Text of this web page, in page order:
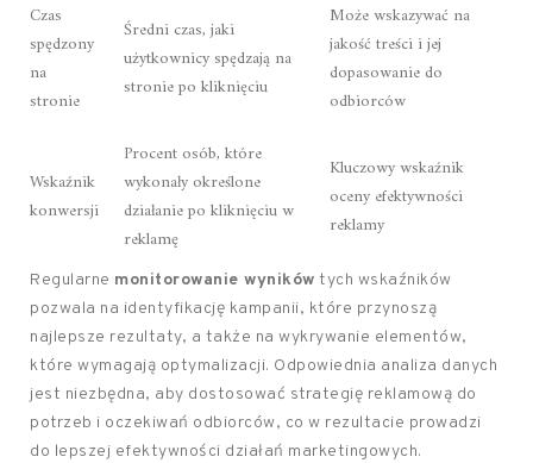
Czas
spędzony
na
stronie
Średni czas, jaki
użytkownicy spędzają na
stronie po kliknięciu
Może wskazywać na
jakość treści i jej
dopasowanie do
odbiorców
Wskaźnik
konwersji
Procent osób, które
wykonały określone
działanie po kliknięciu w
reklamę
Kluczowy wskaźnik
oceny efektywności
reklamy
Regularne monitorowanie wyników tych wskaźników
pozwala na identyfikację kampanii, które przynoszą
najlepsze rezultaty, a także na wykrywanie elementów,
które wymagają optymalizacji. Odpowiednia analiza danych
jest niezbędna, aby dostosować strategię reklamową do
potrzeb i oczekiwań odbiorców, co w rezultacie prowadzi
do lepszej efektywności działań marketingowych.